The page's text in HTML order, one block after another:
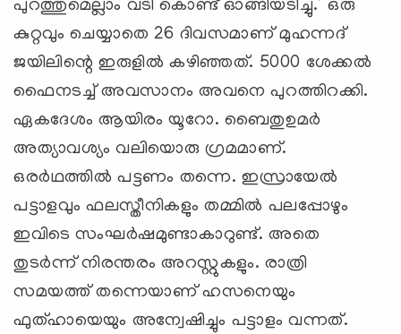
പുറത്തുമെല്ലാം വടി കൊണ്ട് ഓങ്ങിയടിച്ചു.’ ഒരു
കുറ്റവും ചെയ്യാതെ 26 ദിവസമാണ് മുഹന്നദ്
ജയിലിന്റെ ഇരുളില്‍ കഴിഞ്ഞത്. 5000 ശേക്കല്‍
ഫൈനടച്ച് അവസാനം അവനെ പുറത്തിറക്കി.
ഏകദേശം ആയിരം യൂറോ. ബൈതുഉമര്‍
അത്യാവശ്യം വലിയൊരു ഗ്രമമാണ്.
ഒരര്‍ഥത്തില്‍ പട്ടണം തന്നെ. ഇസ്രായേല്‍
പട്ടാളവും ഫലസ്തീനികളും തമ്മില്‍ പലപ്പോഴും
ഇവിടെ സംഘര്‍ഷമുണ്ടാകാറുണ്ട്. അതെ
തുടര്‍ന്ന് നിരന്തരം അറസ്റ്റുകളും. രാത്രി
സമയത്ത് തന്നെയാണ് ഹസനെയും
ഫുത്ഹായെയും അന്വേഷിച്ചും പട്ടാളം വന്നത്.